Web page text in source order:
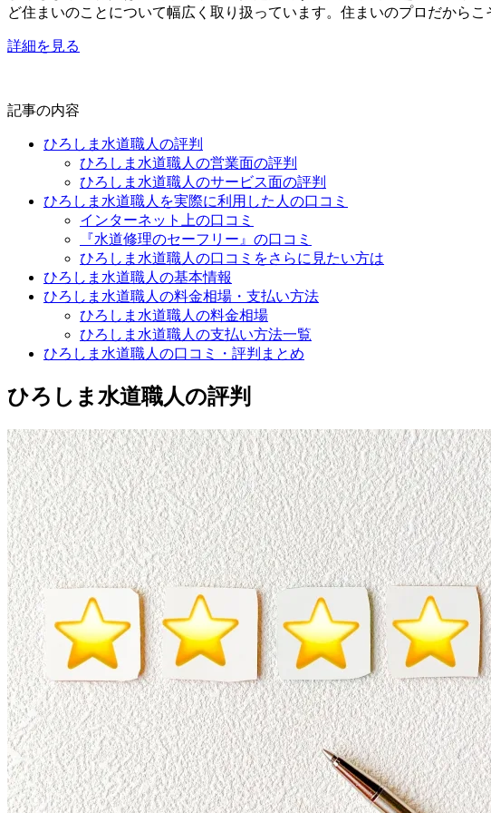
ど住まいのことについて幅広く取り扱っています。住まいのプロだから
詳細を見る
記事の内容
ひろしま水道職人の評判
ひろしま水道職人の営業面の評判
ひろしま水道職人のサービス面の評判
ひろしま水道職人を実際に利用した人の口コミ
インターネット上の口コミ
『水道修理のセーフリー』の口コミ
ひろしま水道職人の口コミをさらに見たい方は
ひろしま水道職人の基本情報
ひろしま水道職人の料金相場・支払い方法
ひろしま水道職人の料金相場
ひろしま水道職人の支払い方法一覧
ひろしま水道職人の口コミ・評判まとめ
ひろしま水道職人の評判